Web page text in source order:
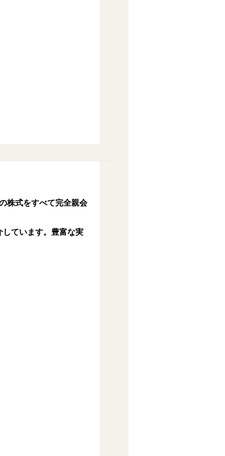
株式をすべて完全親会
ています。豊富な実